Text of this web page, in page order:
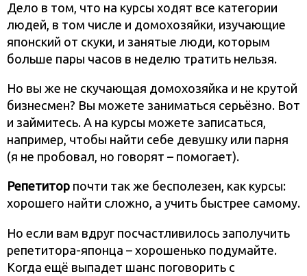
Дело в том, что на курсы ходят все категории
людей, в том числе и домохозяйки, изучающие
японский от скуки, и занятые люди, которым
больше пары часов в неделю тратить нельзя.
Но вы же не скучающая домохозяйка и не крутой
бизнесмен? Вы можете заниматься серьёзно. Вот
и займитесь. А на курсы можете записаться,
например, чтобы найти себе девушку или парня
(я не пробовал, но говорят – помогает).
Репетитор почти так же бесполезен, как курсы:
хорошего найти сложно, а учить быстрее самому.
Но если вам вдруг посчастливилось заполучить
репетитора-японца – хорошенько подумайте.
Когда ещё выпадет шанс поговорить с